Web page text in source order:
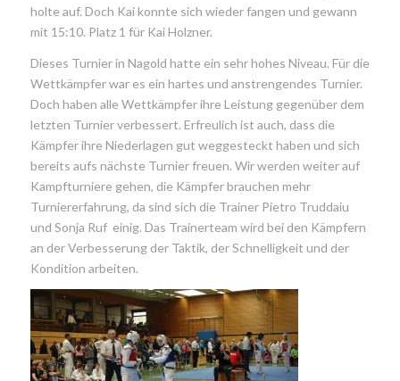
holte auf. Doch Kai konnte sich wieder fangen und gewann
mit 15:10. Platz 1 für Kai Holzner.
Dieses Turnier in Nagold hatte ein sehr hohes Niveau. Für die
Wettkämpfer war es ein hartes und anstrengendes Turnier.
Doch haben alle Wettkämpfer ihre Leistung gegenüber dem
letzten Turnier verbessert. Erfreulich ist auch, dass die
Kämpfer ihre Niederlagen gut weggesteckt haben und sich
bereits aufs nächste Turnier freuen. Wir werden weiter auf
Kampfturniere gehen, die Kämpfer brauchen mehr
Turniererfahrung, da sind sich die Trainer Pietro Truddaiu
und Sonja Ruf einig. Das Trainerteam wird bei den Kämpfern
an der Verbesserung der Taktik, der Schnelligkeit und der
Kondition arbeiten.